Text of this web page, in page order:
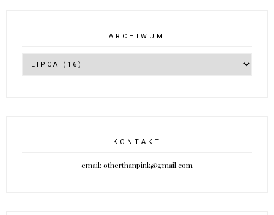
ARCHIWUM
KONTAKT
email: otherthanpink@gmail.com